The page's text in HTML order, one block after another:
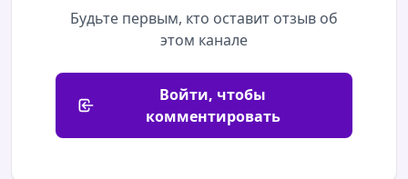
Будьте первым, кто оставит отзыв об
этом канале
Войти, чтобы
комментировать